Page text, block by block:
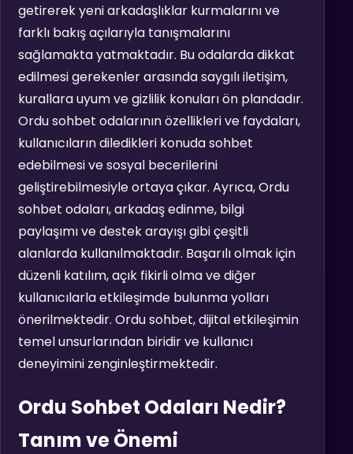
getirerek yeni arkadaşlıklar kurmalarını ve
farklı bakış açılarıyla tanışmalarını
sağlamakta yatmaktadır. Bu odalarda dikkat
edilmesi gerekenler arasında saygılı iletişim,
kurallara uyum ve gizlilik konuları ön plandadır.
Ordu sohbet odalarının özellikleri ve faydaları,
kullanıcıların diledikleri konuda sohbet
edebilmesi ve sosyal becerilerini
geliştirebilmesiyle ortaya çıkar. Ayrıca, Ordu
sohbet odaları, arkadaş edinme, bilgi
paylaşımı ve destek arayışı gibi çeşitli
alanlarda kullanılmaktadır. Başarılı olmak için
düzenli katılım, açık fikirli olma ve diğer
kullanıcılarla etkileşimde bulunma yolları
önerilmektedir. Ordu sohbet, dijital etkileşimin
temel unsurlarından biridir ve kullanıcı
deneyimini zenginleştirmektedir.
Ordu Sohbet Odaları Nedir?
Tanım ve Önemi